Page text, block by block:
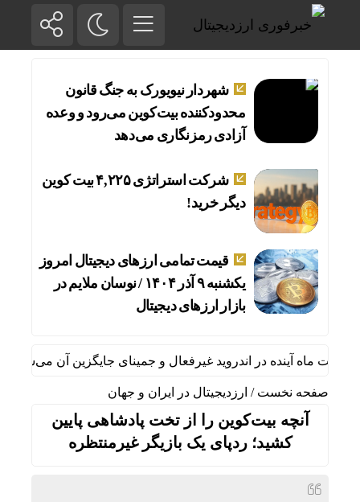
شهردار نیویورک به جنگ قانون
محدودکننده بیت‌کوین می‌رود و وعده
آزادی رمزنگاری می‌دهد
شرکت استراتژی ۴,۲۲۵ بیت کوین
دیگر خرید!
قیمت تمامی ارز‌های دیجیتال امروز
یکشنبه ۹ آذر ۱۴۰۴ / نوسان ملایم در
بازار ارزهای دیجیتال
آینده در اندروید غیرفعال و جمینای جایگزین آن می‌شود
صفحه نخست / ارزدیجیتال در ایران و جهان
آنچه بیت‌کوین را از تخت پادشاهی پایین
کشید؛ ردپای یک بازیگر غیرمنتظره